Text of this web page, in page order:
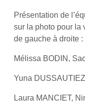
Présentation de
sur la photo pour la
de gauche à droite :
Mélissa BODIN,
Yuna
Laura MANCIET,